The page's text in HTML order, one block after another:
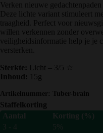
Verken nieuwe
Deze lichte variant stimuleert
traagheid. Perfect voor
willen verkennen zonder
veiligheidsinformatie help je je
versterken.
Sterkte: Licht – 3/5 ☆
Inhoud: 15g
Artikelnummer: Tuber-brain
Staffelkorting
Aantal
Korting (%)
3 - 4
5%